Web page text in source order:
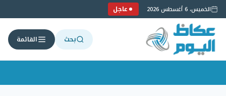
الخميس، 6 أغسطس 2026 عاجل
بحث القائمة